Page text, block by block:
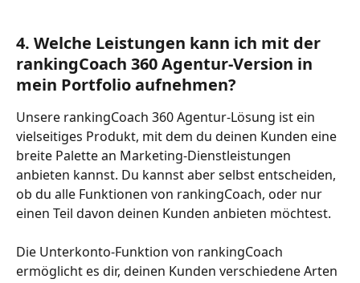
4. Welche Leistungen kann ich mit der
rankingCoach 360 Agentur-Version in
mein Portfolio aufnehmen?
Unsere rankingCoach 360 Agentur-Lösung ist ein
vielseitiges Produkt, mit dem du deinen Kunden eine
breite Palette an Marketing-Dienstleistungen
anbieten kannst. Du kannst aber selbst entscheiden,
ob du alle Funktionen von rankingCoach, oder nur
einen Teil davon deinen Kunden anbieten möchtest.
Die Unterkonto-Funktion von rankingCoach
ermöglicht es dir, deinen Kunden verschiedene Arten